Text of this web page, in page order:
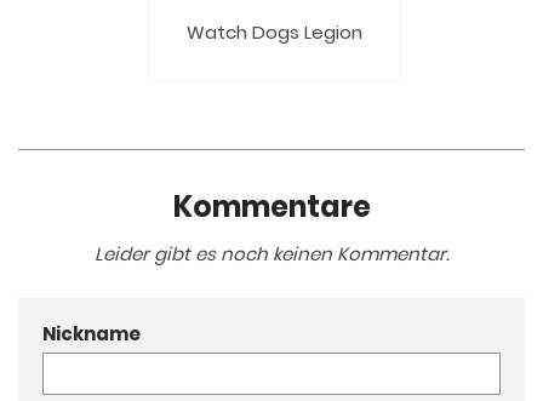
Watch Dogs Legion
Kommentare
Leider gibt es noch keinen Kommentar.
Nickname